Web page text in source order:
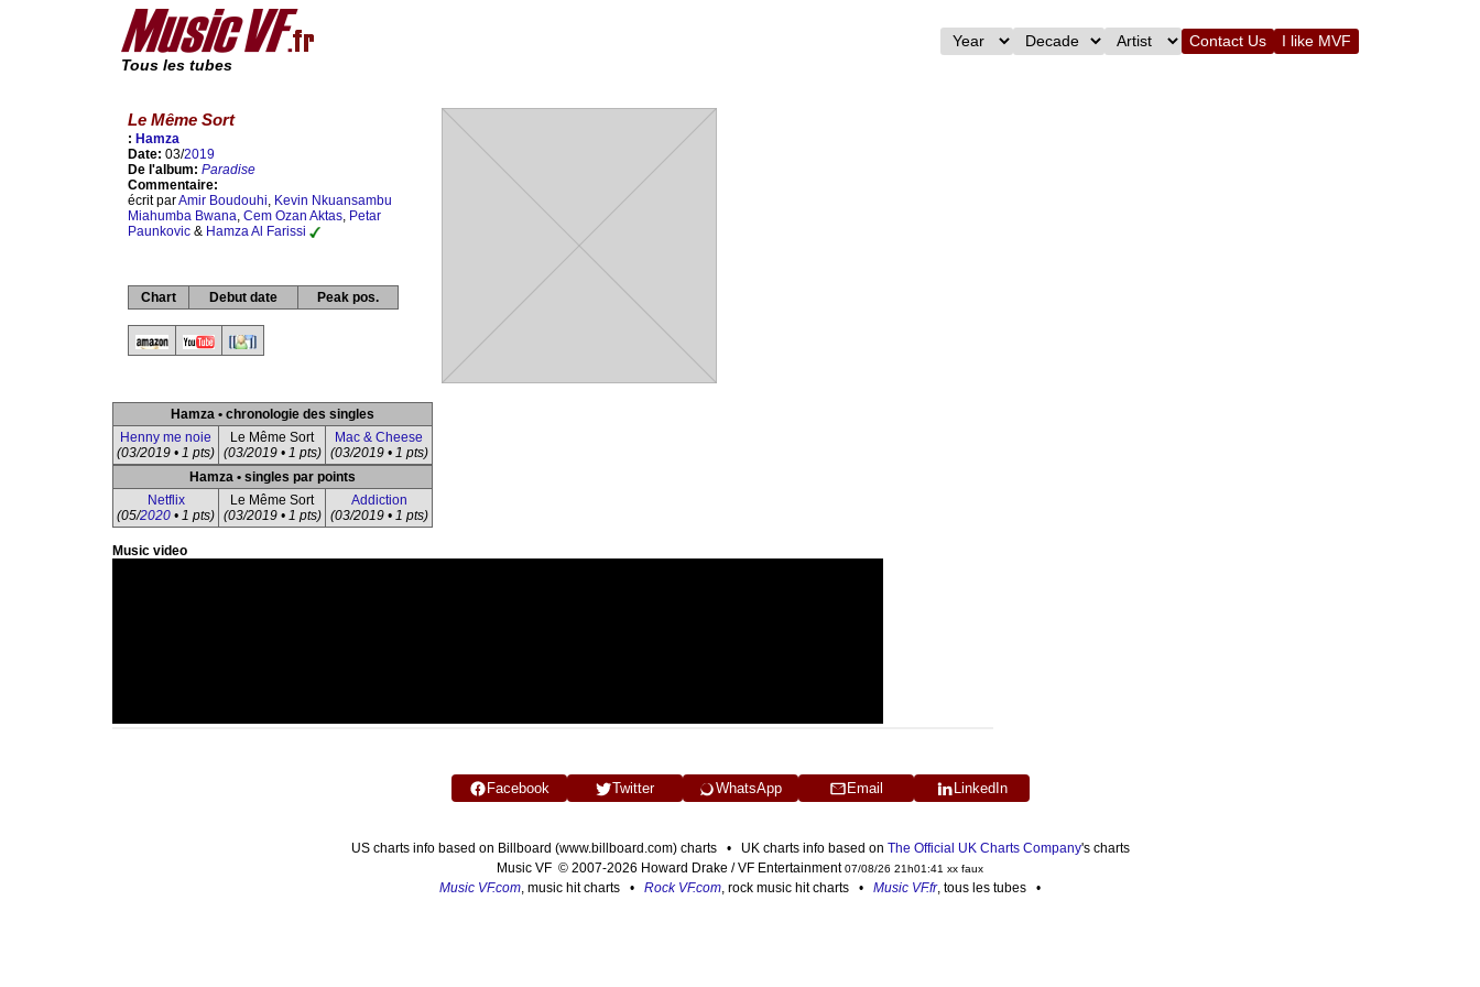
Tous les tubes
Contact Us I like MVF
Le Même Sort
: Hamza
Date: 03/2019
De l'album: Paradise
Commentaire:
écrit parAmir Boudouhi, Kevin Nkuansambu
Miahumba Bwana, Cem Ozan Aktas, Petar
Paunkovic & Hamza Al Farissi
Chart Debut date Peak pos.
Hamza • chronologie des singles
Henny me noie
(03/2019 • 1 pts)
Le Même Sort
(03/2019 • 1 pts)
Mac & Cheese
(03/2019 • 1 pts)
Hamza • singles par points
Netflix
(05/2020 • 1 pts)
Le Même Sort
(03/2019 • 1 pts)
Addiction
(03/2019 • 1 pts)
Music video
Facebook Twitter WhatsApp Email LinkedIn
US charts info based on Billboard (www.billboard.com) charts • UK charts info based on The Official UK Charts Company's charts
Music VF © 2007-2026 Howard Drake / VF Entertainment07/08/26 21h01:41 xx faux
Music VF.com, music hit charts • Rock VF.com, rock music hit charts • Music VF.fr, tous les tubes •